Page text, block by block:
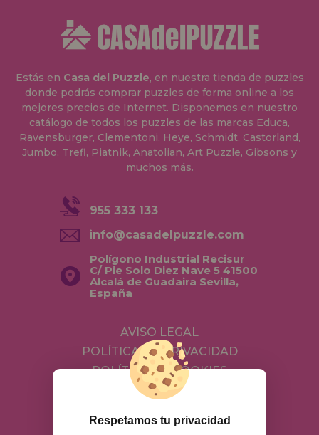
Estás en Casa del Puzzle, en nuestra tienda de puzzles
donde podrás comprar puzzles de forma online a los
mejores precios de Internet. Disponemos en nuestro
catálogo de todos los puzzles de las marcas Educa,
Ravensburger, Clementoni, Heye, Schmidt, Castorland,
Jumbo, Trefl, Piatnik, Anatolian, Art Puzzle, Gibsons y
muchos más.
955 333 133
info@casadelpuzzle.com
Polígono Industrial Recisur
C/ Pie Solo Diez Nave 5 41500
Alcalá de Guadaira Sevilla,
España
AVISO LEGAL
POLÍTICA DE PRIVACIDAD
POLÍTICA DE COOKIES
ENVÍOS Y DEVOLUCIONES
Respetamos tu privacidad